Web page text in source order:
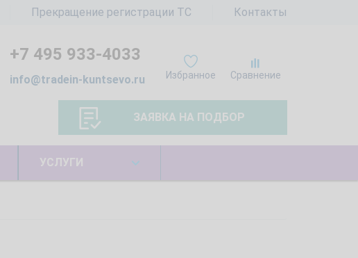
Прекращение регистрации ТС Контакты
Избранное Сравнение
+7 495 933-4033
info@tradein-kuntsevo.ru
ЗАЯВКА НА ПОДБОР
УСЛУГИ